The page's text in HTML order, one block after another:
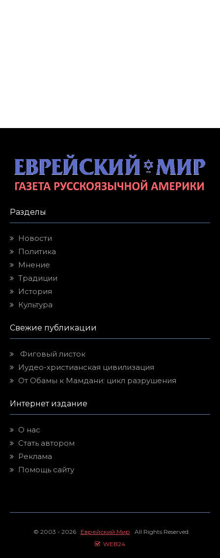
Разделы
Новости
Политика
Мнение
Традиции
История
Культура
Свежие публикации
Фиговый листок
Иудео-христианская цивилизация
От Обамы к Мамдани: цикл разрушения
Интернет издание
О нас
Стать автором
Реклама
Помощь сайту
© 2003 - 2026 Еврейский Мир All Rights Reserved.
WEB24